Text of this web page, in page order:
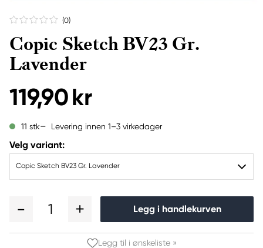
(0)
Copic Sketch BV23 Gr.
Lavender
119,90 kr
11 stk Levering innen 1–3 virkedager
Velg variant:
Copic Sketch BV23 Gr. Lavender
1 Legg i handlekurven
Legg til i ønskeliste »